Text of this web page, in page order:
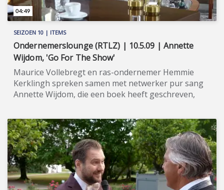
SEIZOEN 10 | ITEMS
Ondernemerslounge (RTLZ) | 10.5.09 | Annette
Wijdom, 'Go For The Show'
Maurice Vollebregt en ras-ondernemer Hemmie
Kerklingh spreken samen met netwerker pur sang
Annette Wijdom, die een boek heeft geschreven,
ondernemer Hemmie Kerklingh begin 2021 - na
meer dan vijftig jaar - zijn onderneming KAV
Autoverhuur verkocht had, stortte hij zich volledig
op zijn moderne mobiliteitsconcept KAV2GO,
waarmee eenvoudig - bijvoorbeeld via een
zogeheten 'kiosk' of 'klantenzuil' - direct een
bestelbus gehuurd kan worden bij bouwmarkten,
04:49